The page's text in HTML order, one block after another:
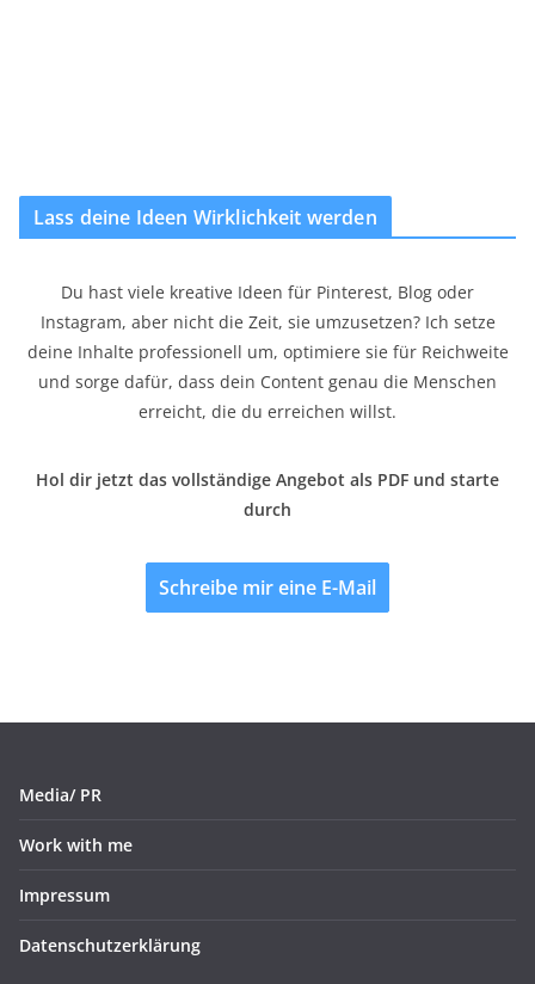
Lass deine Ideen Wirklichkeit werden
Du hast viele kreative Ideen für Pinterest, Blog oder
Instagram, aber nicht die Zeit, sie umzusetzen? Ich setze
deine Inhalte professionell um, optimiere sie für Reichweite
und sorge dafür, dass dein Content genau die Menschen
erreicht, die du erreichen willst.
Hol dir jetzt das vollständige Angebot als PDF und starte
durch
Schreibe mir eine E-Mail
Media/ PR
Work with me
Impressum
Datenschutzerklärung